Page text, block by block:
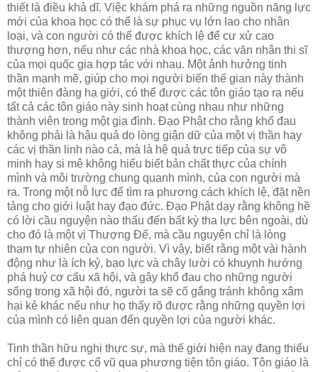
thiết là điều khả dĩ. Việc khám phá ra những nguồn năng lực
mới của khoa học có thể là sự phục vụ lớn lao cho nhân
loại, và con người có thể được khích lệ để cư xử cao
thượng hơn, nếu như các nhà khoa học, các văn nhân thi sĩ
của mọi quốc gia hợp tác với nhau. Một ảnh hưởng tinh
thần mạnh mẽ, giúp cho mọi người biến thế gian này thành
một thiên đàng hạ giới, có thể được các tôn giáo tạo ra nếu
tất cả các tôn giáo này sinh hoạt cùng nhau như những
thành viên trong một gia đình. Ðạo Phật cho rằng khổ đau
không phải là hậu quả do lòng giận dữ của một vị thần hay
các vị thần linh nào cả, mà là hệ quả trực tiếp của sự vô
minh hay si mê không hiểu biết bản chất thực của chính
mình và môi trường chung quanh mình, của con người mà
ra. Trong một nỗ lực để tìm ra phương cách khích lệ, đặt nền
tảng cho giới luật hay đạo đức. Ðạo Phật dạy rằng không hề
có lời cầu nguyện nào thấu đến bất kỳ tha lực bên ngoài, dù
cho đó là một vị Thượng Ðế, mà cầu nguyện chỉ là lòng
tham tự nhiên của con người. Vì vậy, biết rằng một vài hành
động như là ích kỷ, bạo lực và chây lười có khuynh hướng
phá huỷ cơ cấu xã hội, và gây khổ đau cho những người
sống trong xã hội đó, người ta sẽ cố gắng tránh không xâm
hại kẻ khác nếu như họ thấy rõ được rằng những quyền lợi
của mình có liên quan đến quyền lợi của người khác.
Tinh thần hữu nghị thực sự, mà thế giới hiện nay đang thiếu
chỉ có thể được cổ vũ qua phương tiện tôn giáo. Tôn giáo là